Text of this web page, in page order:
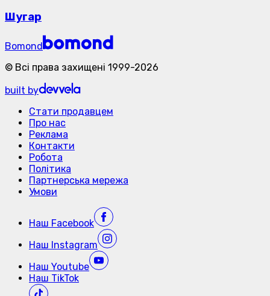
Шугар
Bomond
© Всі права захищені 1999-2026
built by
Стати продавцем
Про нас
Реклама
Контакти
Робота
Політика
Партнерська мережа
Умови
Наш Facebook
Наш Instagram
Наш Youtube
Наш TikTok